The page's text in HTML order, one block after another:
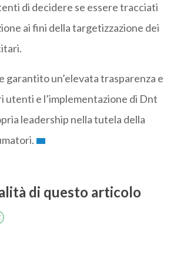
di decidere se essere tracciati
ai fini della targetizzazione dei
garantito un’elevata trasparenza e
utenti e l’implementazione di Dnt
leadership nella tutela della
di questo articolo